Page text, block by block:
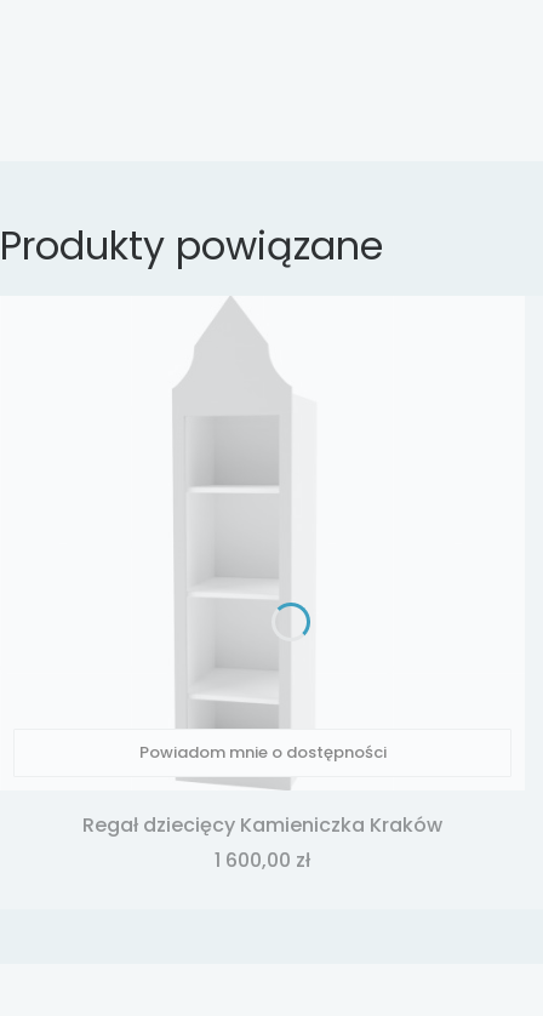
Produkty powiązane
Powiadom mnie o dostępności
Regał dziecięcy Kamieniczka Kraków
Cena
1 600,00 zł